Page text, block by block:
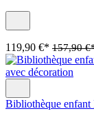
119,90 €* 157,90
Bibliothèque